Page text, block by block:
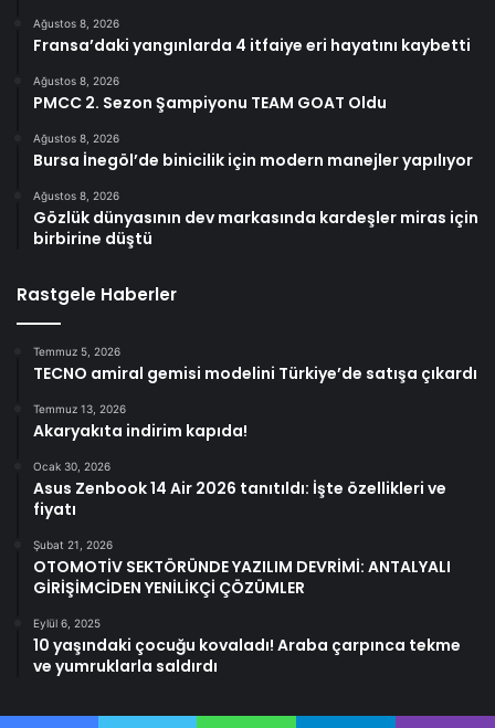
Ağustos 8, 2026
Fransa’daki yangınlarda 4 itfaiye eri hayatını kaybetti
Ağustos 8, 2026
PMCC 2. Sezon Şampiyonu TEAM GOAT Oldu
Ağustos 8, 2026
Bursa İnegöl’de binicilik için modern manejler yapılıyor
Ağustos 8, 2026
Gözlük dünyasının dev markasında kardeşler miras için
birbirine düştü
Rastgele Haberler
Temmuz 5, 2026
TECNO amiral gemisi modelini Türkiye’de satışa çıkardı
Temmuz 13, 2026
Akaryakıta indirim kapıda!
Ocak 30, 2026
Asus Zenbook 14 Air 2026 tanıtıldı: İşte özellikleri ve
fiyatı
Şubat 21, 2026
OTOMOTİV SEKTÖRÜNDE YAZILIM DEVRİMİ: ANTALYALI
GİRİŞİMCİDEN YENİLİKÇİ ÇÖZÜMLER
Eylül 6, 2025
10 yaşındaki çocuğu kovaladı! Araba çarpınca tekme
ve yumruklarla saldırdı